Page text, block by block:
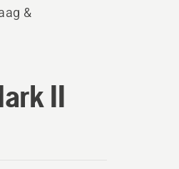
&
II